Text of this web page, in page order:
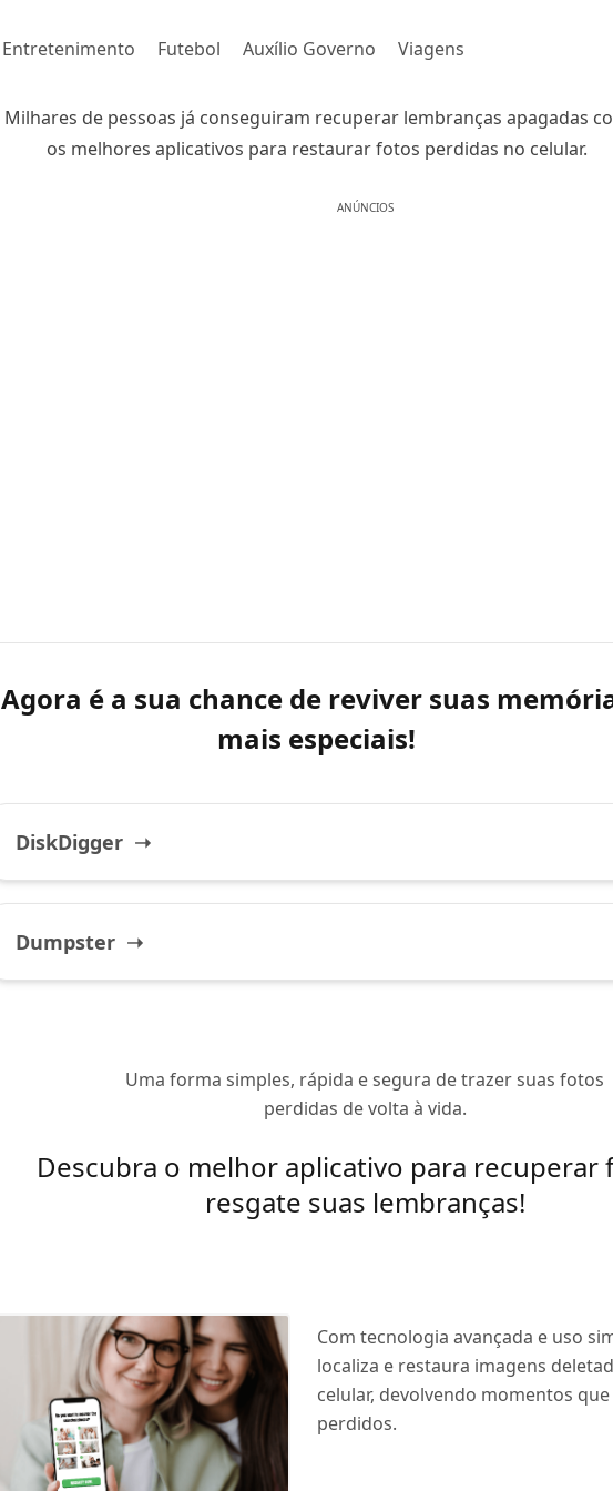
Entretenimento Futebol Auxílio Governo Viagens
Milhares de pessoas já conseguiram recuperar lembranças apagadas
os melhores aplicativos para restaurar fotos perdidas no celular.
ANÚNCIOS
Agora é a sua chance de reviver suas
mais especiais!
DiskDigger ➝
Dumpster ➝
Uma forma simples, rápida e segura de trazer suas fotos
perdidas de volta à vida.
Descubra o melhor aplicativo para recuperar
resgate suas lembranças!
Com tecnologia avançada e uso
localiza e restaura imagens
celular, devolvendo momentos
perdidos.